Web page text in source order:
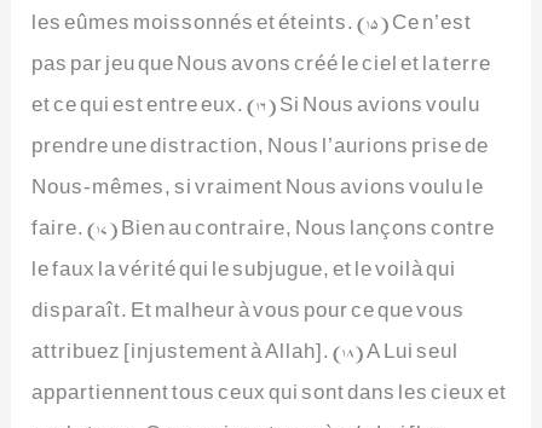
les eûmes moissonnés et éteints. (15) Ce n’est
pas par jeu que Nous avons créé le ciel et la terre
et ce qui est entre eux. (16) Si Nous avions voulu
prendre une distraction, Nous l’aurions prise de
Nous-mêmes, si vraiment Nous avions voulu le
faire. (17) Bien au contraire, Nous lançons contre
le faux la vérité qui le subjugue, et le voilà qui
disparaît. Et malheur à vous pour ce que vous
attribuez [injustement à Allah]. (18) A Lui seul
appartiennent tous ceux qui sont dans les cieux et